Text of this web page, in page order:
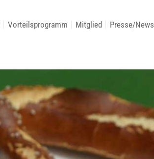
Vorteilsprogramm Mitglied Presse/News